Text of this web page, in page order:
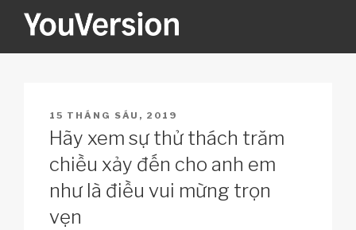
YOUVERSION
POSTED
ON
15 THÁNG SÁU, 2019
Hãy xem sự thử thách trăm
chiều xảy đến cho anh em
như là điều vui mừng trọn
vẹn